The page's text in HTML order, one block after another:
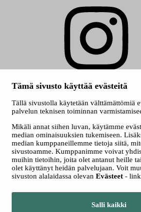
Tämä sivusto käyttää evästeitä
Tällä sivustolla käytetään välttämättömiä
palvelun teknisen toiminnan
Mikäli annat siihen luvan, käytämme
median ominaisuuksien tukemiseen.
median kumppaneillemme tietoja siitä,
sivustoamme. Kumppanimme voivat
muihin tietoihin, joita olet antanut heille
olet käyttänyt heidän palvelujaan. Voit
sivuston alalaidassa olevan Evästeet -
Salli kaikki
© 2026 Tampereen kaupunki
Saavutettavuusseloste
Kuva etusivulla ylinnä: Heli Hakala